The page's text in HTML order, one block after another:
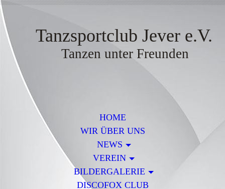
Tanzsportclub Jever e.V.
Tanzen unter Freunden
HOME
WIR ÜBER UNS
NEWS
VEREIN
BILDERGALERIE
DISCOFOX CLUB